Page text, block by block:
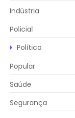
Indústria
Policial
Política
Popular
Saúde
Segurança